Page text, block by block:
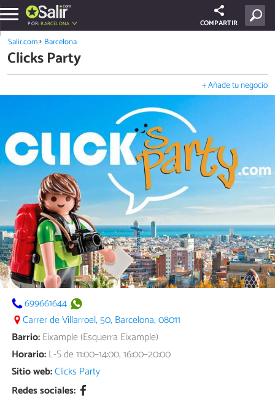
POR:BARCELONA COMPARTIR
Salir.com Barcelona
Clicks Party
+ Añade tu negocio
699661644
Carrer de Villarroel, 50, Barcelona, 08011
Barrio:Eixample (Esquerra Eixample)
Horario:L-S de 11:00–14:00, 16:00–20:00
Sitio web:Clicks Party
Redes sociales: